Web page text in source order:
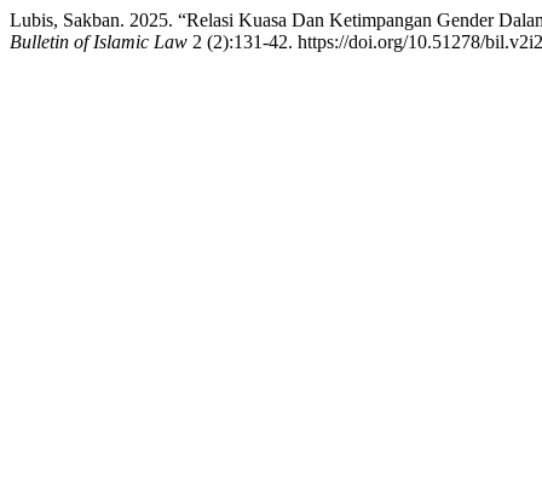
Lubis, Sakban. 2025. “Relasi Kuasa Dan Ketimpangan Gender
Bulletin of Islamic Law 2 (2):131-42. https://doi.org/10.51278/